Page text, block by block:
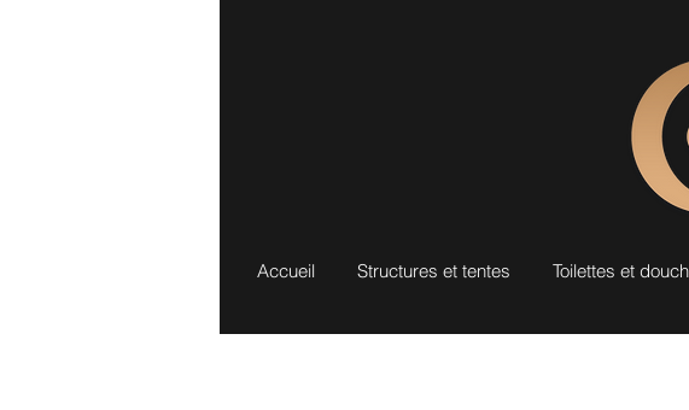
Accueil Structures et tentes Toilettes et